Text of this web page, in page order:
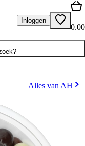
Inloggen
0.00
Alles van AH